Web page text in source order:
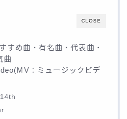
CLOSE
すめ曲・有名曲・代表曲・
曲
：ミュージックビデ